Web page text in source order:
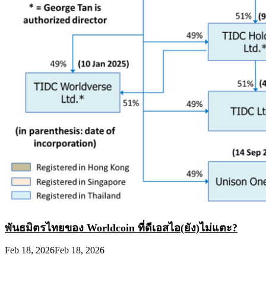
พันธมิตรไทยของ Worldcoin ที่ดีเอสไอ(ยัง)ไม่แตะ?
Feb 18, 2026Feb 18, 2026